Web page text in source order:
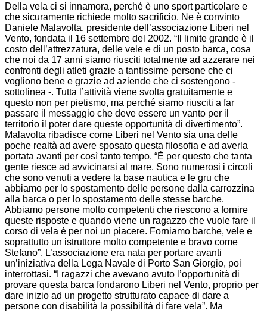
Della vela ci si innamora, perché è uno sport particolare e
che sicuramente richiede molto sacrificio. Ne è convinto
Daniele Malavolta, presidente dell’associazione Liberi nel
Vento, fondata il 16 settembre del 2002. “Il limite grande è il
costo dell’attrezzatura, delle vele e di un posto barca, cosa
che noi da 17 anni siamo riusciti totalmente ad azzerare nei
confronti degli atleti grazie a tantissime persone che ci
vogliono bene e grazie ad aziende che ci sostengono -
sottolinea -. Tutta l’attività viene svolta gratuitamente e
questo non per pietismo, ma perché siamo riusciti a far
passare il messaggio che deve essere un vanto per il
territorio il poter dare queste opportunità di divertimento”.
Malavolta ribadisce come Liberi nel Vento sia una delle
poche realtà ad avere sposato questa filosofia e ad averla
portata avanti per così tanto tempo. “È per questo che tanta
gente riesce ad avvicinarsi al mare. Sono numerosi i circoli
che sono venuti a vedere la base nautica e le gru che
abbiamo per lo spostamento delle persone dalla carrozzina
alla barca o per lo spostamento delle stesse barche.
Abbiamo persone molto competenti che riescono a fornire
queste risposte e quando viene un ragazzo che vuole fare il
corso di vela è per noi un piacere. Forniamo barche, vele e
soprattutto un istruttore molto competente e bravo come
Stefano”. L’associazione era nata per portare avanti
un’iniziativa della Lega Navale di Porto San Giorgio, poi
interrottasi. “I ragazzi che avevano avuto l’opportunità di
provare questa barca fondarono Liberi nel Vento, proprio per
dare inizio ad un progetto strutturato capace di dare a
persone con disabilità la possibilità di fare vela”. Ma